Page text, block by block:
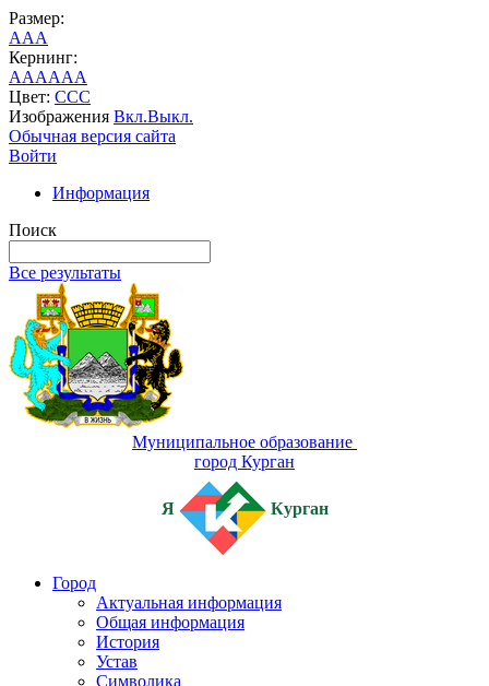
Размер:
AAA
Кернинг:
AAAAAA
Цвет: CCC
Изображения Вкл.Выкл.
Обычная версия сайта
Войти
Информация
Поиск
Все результаты
Муниципальное образование
город Курган
Я Курган
Город
Актуальная информация
Общая информация
История
Устав
Символика